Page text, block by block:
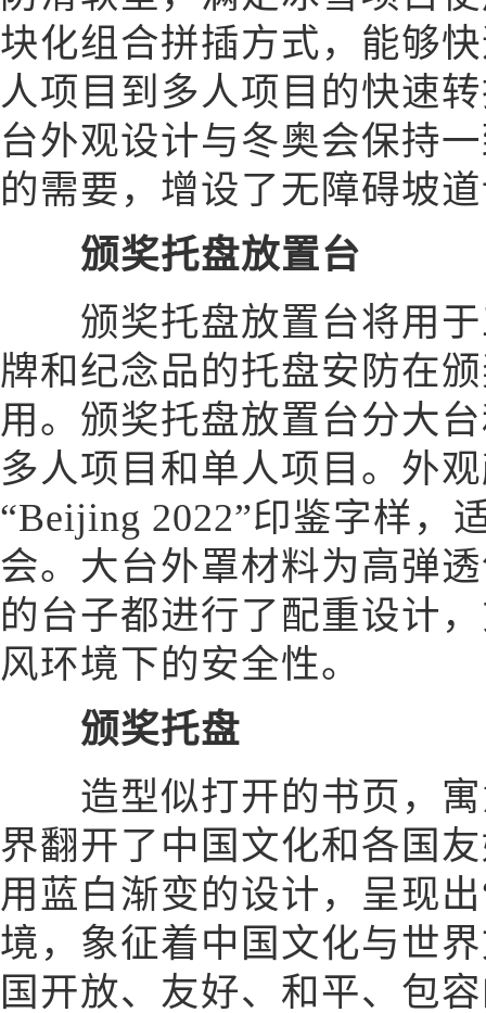
块化组合拼插方式，能够
人项目到多人项目的快速
台外观设计与冬奥会保持
的需要，增设了无障碍坡
颁奖托盘放置台
颁奖托盘放置台将用于
牌和纪念品的托盘安防在
用。颁奖托盘放置台分大
多人项目和单人项目。外
“Beijing 2022”印鉴字样，
会。大台外罩材料为高弹
的台子都进行了配重设计
风环境下的安全性。
颁奖托盘
造型似打开的书页，寓
界翻开了中国文化和各国
用蓝白渐变的设计，呈现
境，象征着中国文化与世
国开放、友好、和平、包